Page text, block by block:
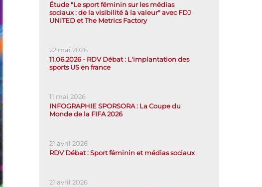
Étude "Le sport féminin sur les médias
sociaux : de la visibilité à la valeur" avec FDJ
UNITED et The Metrics Factory
22 mai 2026
11.06.2026 - RDV Débat : L'implantation des
sports US en france
11 mai 2026
INFOGRAPHIE SPORSORA : La Coupe du
Monde de la FIFA 2026
21 avril 2026
RDV Débat : Sport féminin et médias sociaux
21 avril 2026